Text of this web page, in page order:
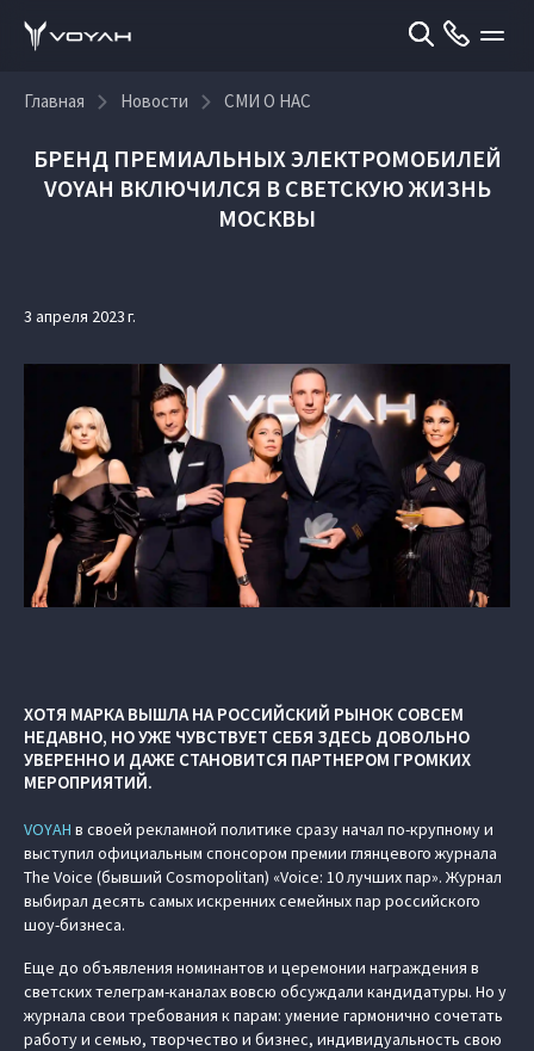
Главная Новости СМИ О НАС
БРЕНД ПРЕМИАЛЬНЫХ ЭЛЕКТРОМОБИЛЕЙ
VOYAH ВКЛЮЧИЛСЯ В СВЕТСКУЮ ЖИЗНЬ
МОСКВЫ
3 апреля 2023 г.
ХОТЯ МАРКА ВЫШЛА НА РОССИЙСКИЙ РЫНОК СОВСЕМ
НЕДАВНО, НО УЖЕ ЧУВСТВУЕТ СЕБЯ ЗДЕСЬ ДОВОЛЬНО
УВЕРЕННО И ДАЖЕ СТАНОВИТСЯ ПАРТНЕРОМ ГРОМКИХ
МЕРОПРИЯТИЙ.
VOYAH в своей рекламной политике сразу начал по-крупному и
выступил официальным спонсором премии глянцевого журнала
The Voice (бывший Cosmopolitan) «Voice: 10 лучших пар». Журнал
выбирал десять самых искренних семейных пар российского
шоу-бизнеса.
Еще до объявления номинантов и церемонии награждения в
светских телеграм-каналах вовсю обсуждали кандидатуры. Но у
журнала свои требования к парам: умение гармонично сочетать
работу и семью, творчество и бизнес, индивидуальность свою